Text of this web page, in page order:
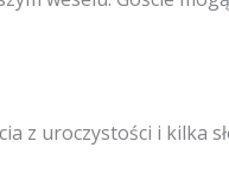
z uroczystości i kilka